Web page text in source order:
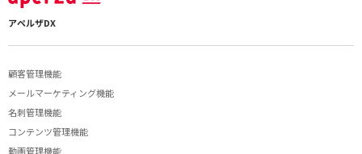
アペルザDX
顧客管理機能
メールマーケティング機能
名刺管理機能
コンテンツ管理機能
動画管理機能